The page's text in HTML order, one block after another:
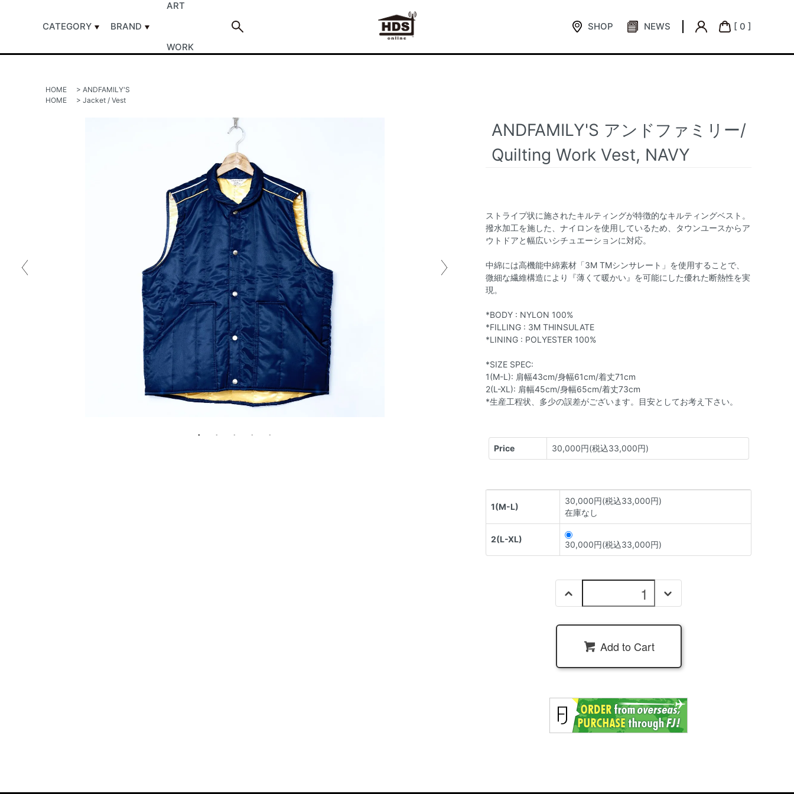
CATEGORY BRAND
ART
WORK
SHOP NEWS [ 0 ]
HOME > ANDFAMILY'S
HOME
> Jacket / Vest
ANDFAMILY'S アンドファミリー/
Quilting Work Vest, NAVY
ストライプ状に施されたキルティングが特徴的なキルティングベスト。
撥水加工を施した、ナイロンを使用しているため、タウンユースからア
ウトドアと幅広いシチュエーションに対応。
中綿には高機能中綿素材「3M TMシンサレート」を使用することで、
微細な繊維構造により『薄くて暖かい』を可能にした優れた断熱性を実
現。
*BODY : NYLON 100%
*FILLING : 3M THINSULATE
*LINING : POLYESTER 100%
*SIZE SPEC:
1(M-L): 肩幅43cm/身幅61cm/着丈71cm
2(L-XL): 肩幅45cm/身幅65cm/着丈73cm
*生産工程状、多少の誤差がございます。目安としてお考え下さい。
Price 30,000円(税込33,000円)
1(M-L)
30,000円(税込33,000円)
在庫なし
2(L-XL)
30,000円(税込33,000円)
Add to Cart